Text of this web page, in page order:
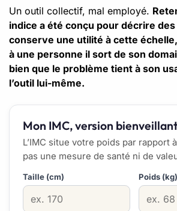
Un outil collectif, mal employé.
indice a été conçu pour décrire
conserve une utilité à cette
à une personne il sort de son
bien que le problème tient à son
l’outil lui-même.
Mon IMC, version
L’IMC situe votre poids par rapport
pas une mesure de santé ni de
Taille (cm) Poids (kg)